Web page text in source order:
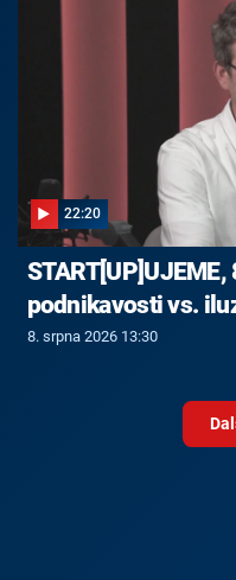
22:20
podnikavosti vs.
8. srpna 2026 13:30